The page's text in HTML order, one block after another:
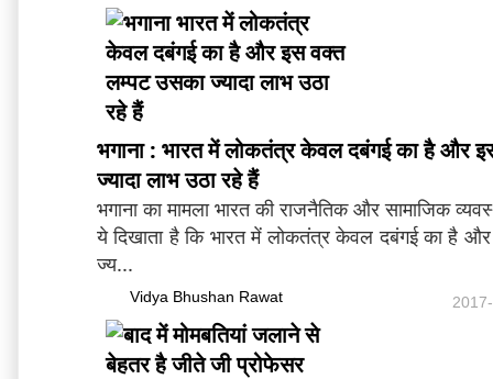
भगाना : भारत में लोकतंत्र केवल दबंगई का है और
ज्यादा लाभ उठा रहे हैं
भगाना का मामला भारत की राजनैतिक और सामाजिक
ये दिखाता है कि भारत में लोकतंत्र केवल दबंगई का है
ज्य...
Vidya Bhushan Rawat